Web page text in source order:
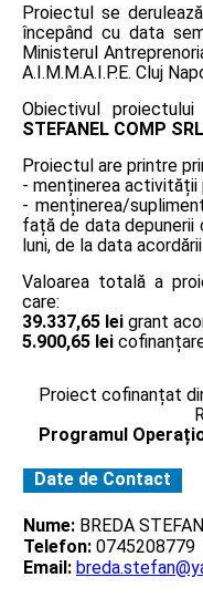
Proiectul se
începând cu data
Ministerul
A.I.M.M.A.I.P.E. Cluj
Obiectivul
STEFANEL COMP SRL
Proiectul are printre
- menținerea activității
- menținerea/
față de data depunerii
luni, de la data
Valoarea totală a
care:
39.337,65 lei grant
5.900,65 lei
Proiect cofinanțat
Programul
Date de Contact
Nume: BREDA STEFAN
Telefon: 0745208779
Email: